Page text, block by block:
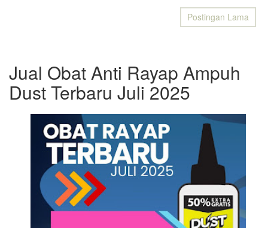
Postingan Lama
Jual Obat Anti Rayap Ampuh
Dust Terbaru Juli 2025